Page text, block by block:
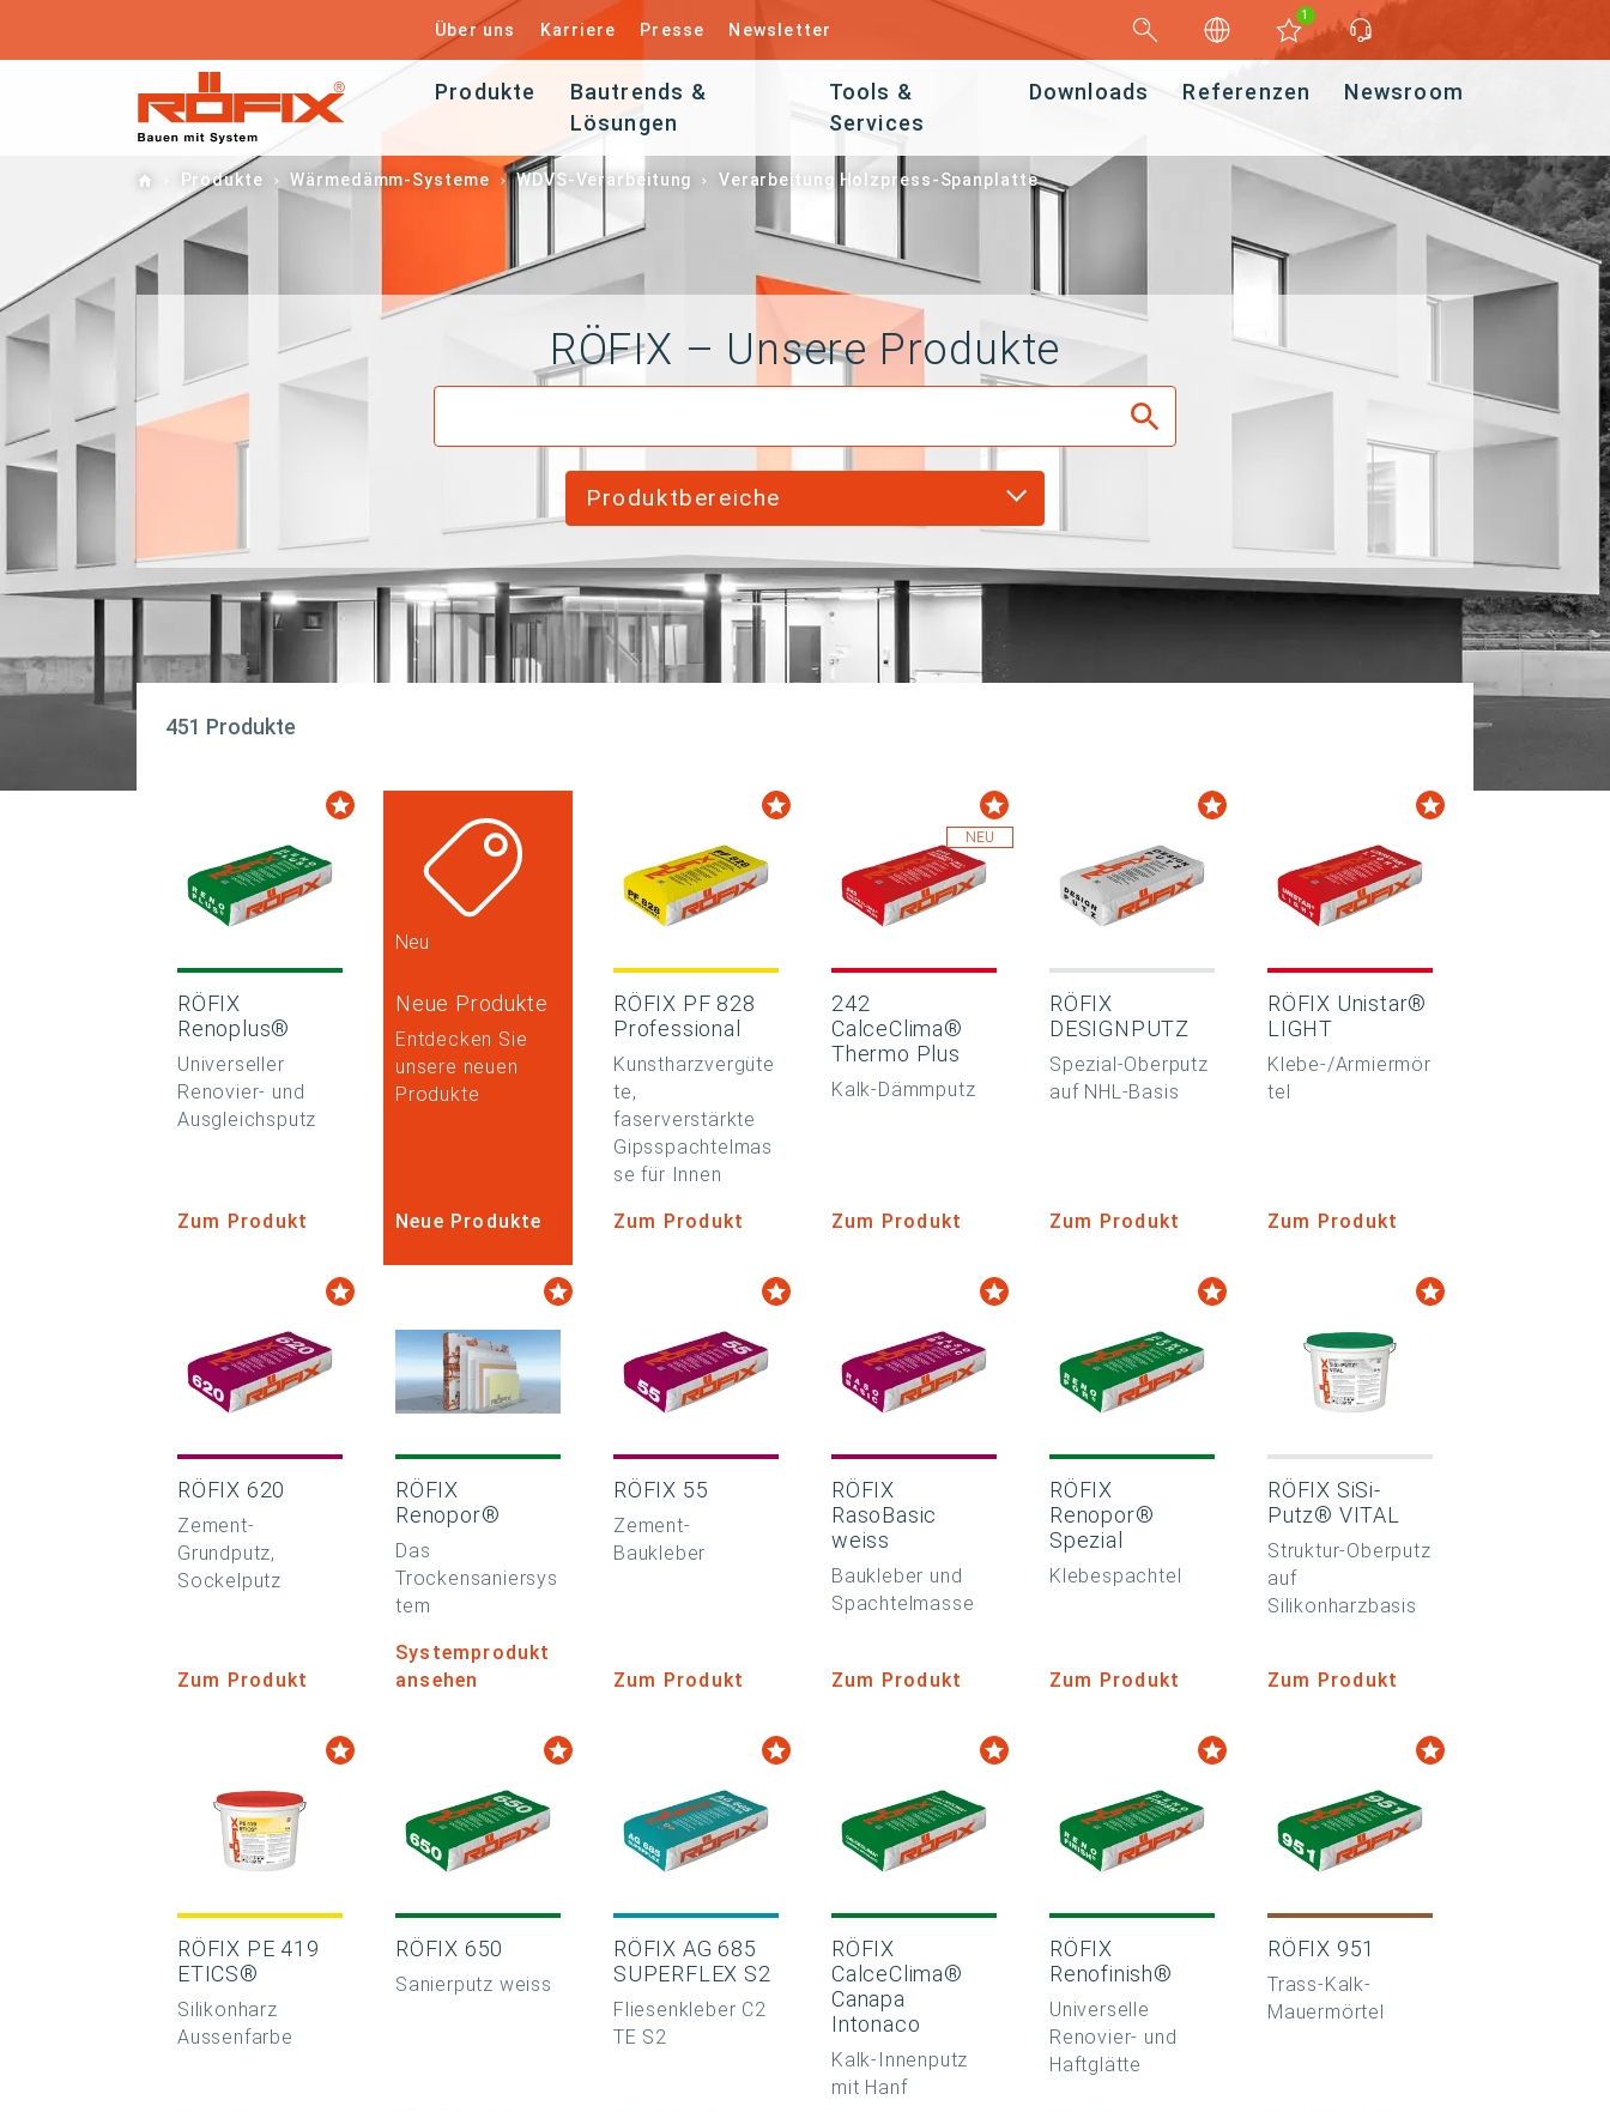
Über uns Karriere Presse Newsletter
1
Produkte
Bautrends &
Lösungen
Tools &
Services
Downloads Referenzen Newsroom
HomeProdukte Wärmedämm-Systeme WDVS-Verarbeitung Verarbeitung Holzpress-Spanplatte
RÖFIX – Unsere Produkte
Produktbereiche
451 Produkte
RÖFIX
Renoplus®
Universeller
Renovier- und
Ausgleichsputz
Zum Produkt
Neu
Neue Produkte
Entdecken Sie
unsere neuen
Produkte
Neue Produkte
RÖFIX PF 828
Professional
Kunstharzvergüte
te,
faserverstärkte
Gipsspachtelmas
se für Innen
Zum Produkt
NEU
242
CalceClima®
Thermo Plus
Kalk-Dämmputz
Zum Produkt
RÖFIX
DESIGNPUTZ
Spezial-Oberputz
auf NHL-Basis
Zum Produkt
RÖFIX Unistar®
LIGHT
Klebe-/Armiermör
tel
Zum Produkt
RÖFIX 620
Zement-
Grundputz,
Sockelputz
Zum Produkt
RÖFIX
Renopor®
Das
Trockensaniersys
tem
Systemprodukt
ansehen
RÖFIX 55
Zement-
Baukleber
Zum Produkt
RÖFIX
RasoBasic
weiss
Baukleber und
Spachtelmasse
Zum Produkt
RÖFIX
Renopor®
Spezial
Klebespachtel
Zum Produkt
RÖFIX SiSi-
Putz® VITAL
Struktur-Oberputz
auf
Silikonharzbasis
Zum Produkt
RÖFIX PE 419
ETICS®
Silikonharz
Aussenfarbe
RÖFIX 650
Sanierputz weiss
RÖFIX AG 685
SUPERFLEX S2
Fliesenkleber C2
TE S2
RÖFIX
CalceClima®
Canapa
Intonaco
Kalk-Innenputz
mit Hanf
RÖFIX
Renofinish®
Universelle
Renovier- und
Haftglätte
RÖFIX 951
Trass-Kalk-
Mauermörtel